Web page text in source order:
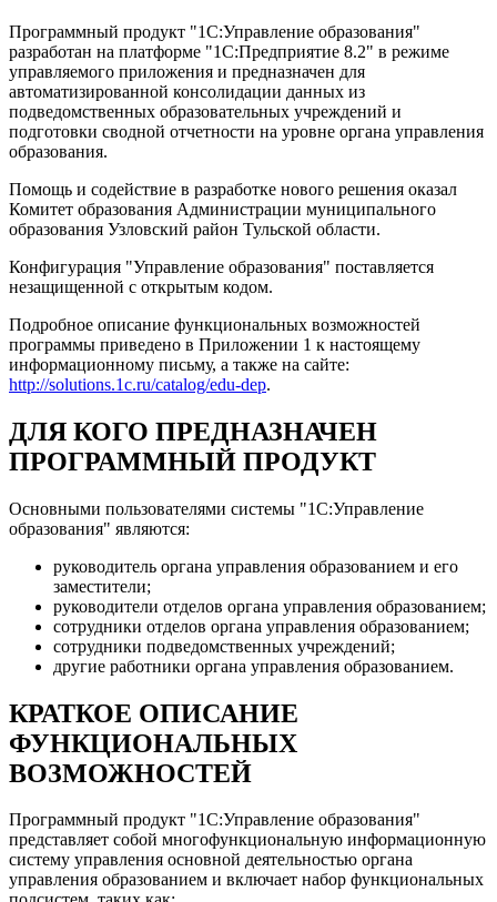
Программный продукт "1С:Управление образования"
разработан на платформе "1С:Предприятие 8.2" в режиме
управляемого приложения и предназначен для
автоматизированной консолидации данных из
подведомственных образовательных учреждений и
подготовки сводной отчетности на уровне органа управления
образования.
Помощь и содействие в разработке нового решения оказал
Комитет образования Администрации муниципального
образования Узловский район Тульской области.
Конфигурация "Управление образования" поставляется
незащищенной с открытым кодом.
Подробное описание функциональных возможностей
программы приведено в Приложении 1 к настоящему
информационному письму, а также на сайте:
http://solutions.1c.ru/catalog/edu-dep.
ДЛЯ КОГО ПРЕДНАЗНАЧЕН
ПРОГРАММНЫЙ ПРОДУКТ
Основными пользователями системы "1С:Управление
образования" являются:
руководитель органа управления образованием и его
заместители;
руководители отделов органа управления образованием;
сотрудники отделов органа управления образованием;
сотрудники подведомственных учреждений;
другие работники органа управления образованием.
КРАТКОЕ ОПИСАНИЕ
ФУНКЦИОНАЛЬНЫХ
ВОЗМОЖНОСТЕЙ
Программный продукт "1С:Управление образования"
представляет собой многофункциональную информационную
систему управления основной деятельностью органа
управления образованием и включает набор функциональных